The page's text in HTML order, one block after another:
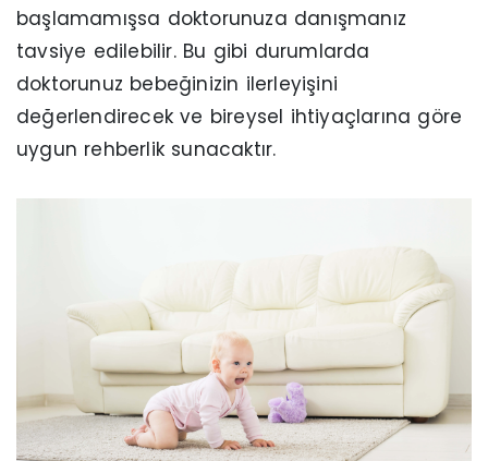
başlamamışsa doktorunuza danışmanız
tavsiye edilebilir. Bu gibi durumlarda
doktorunuz bebeğinizin ilerleyişini
değerlendirecek ve bireysel ihtiyaçlarına göre
uygun rehberlik sunacaktır.